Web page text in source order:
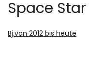
Space Star
Bj.von 2012 bis heute